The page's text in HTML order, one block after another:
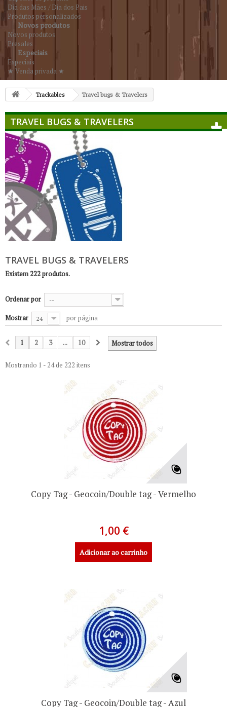
Dia das Mães / Dia dos Pais
Produtos personalizados
Novos produtos
Novos produtos
Presales
Especiais
Especiais
★ Venda privada ★
Trackables Travel bugs & Travelers
TRAVEL BUGS & TRAVELERS
TRAVEL BUGS & TRAVELERS
Existem 222 produtos.
Ordenar por --
Mostrar 24 por página
Mostrar todos
1 2 3 ... 10
Mostrando 1 - 24 de 222 itens
Copy Tag - Geocoin/Double tag - Vermelho
1,00 €
Adicionar ao carrinho
Copy Tag - Geocoin/Double tag - Azul